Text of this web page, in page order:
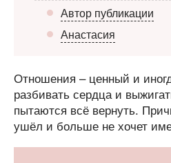
Автор публикации
Анастасия
Отношения – ценный и
разбивать сердца и
пытаются всё вернуть.
ушёл и больше не хочет